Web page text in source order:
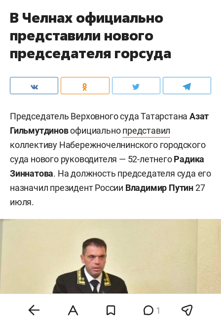
В Челнах официально
представили нового
председателя горсуда
Председатель Верховного суда Татарстана Азат
Гильмутдиновофициальнопредставил
коллективу Набережночелнинского городского
суда нового руководителя — 52-летнегоРадика
Зиннатова. На должность председателя суда его
назначил президент России Владимир Путин27
июля.
1